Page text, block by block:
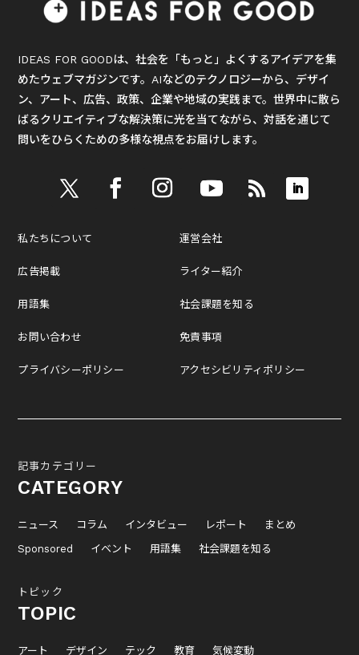
IDEAS FOR GOODは、社会を「もっと」よくするアイデアを集
めたウェブマガジンです。AIなどのテクノロジーから、デザイ
ン、アート、広告、政策、企業や地域の実践まで。世界中に散ら
ばるクリエイティブな解決策に光を当てながら、対話を通じて
問いをひらくための多様な視点をお届けします。
私たちについて
広告掲載
用語集
お問い合わせ
プライバシーポリシー
運営会社
ライター紹介
社会課題を知る
免責事項
アクセシビリティポリシー
記事カテゴリー
CATEGORY
ニュース コラム インタビュー レポート
まとめ
Sponsored
イベント 用語集 社会課題を知る
トピック
TOPIC
アート デザイン テック 教育 気候変動